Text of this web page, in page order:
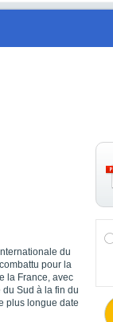
du
pour la
la France, avec
Sud à la fin du
plus longue date